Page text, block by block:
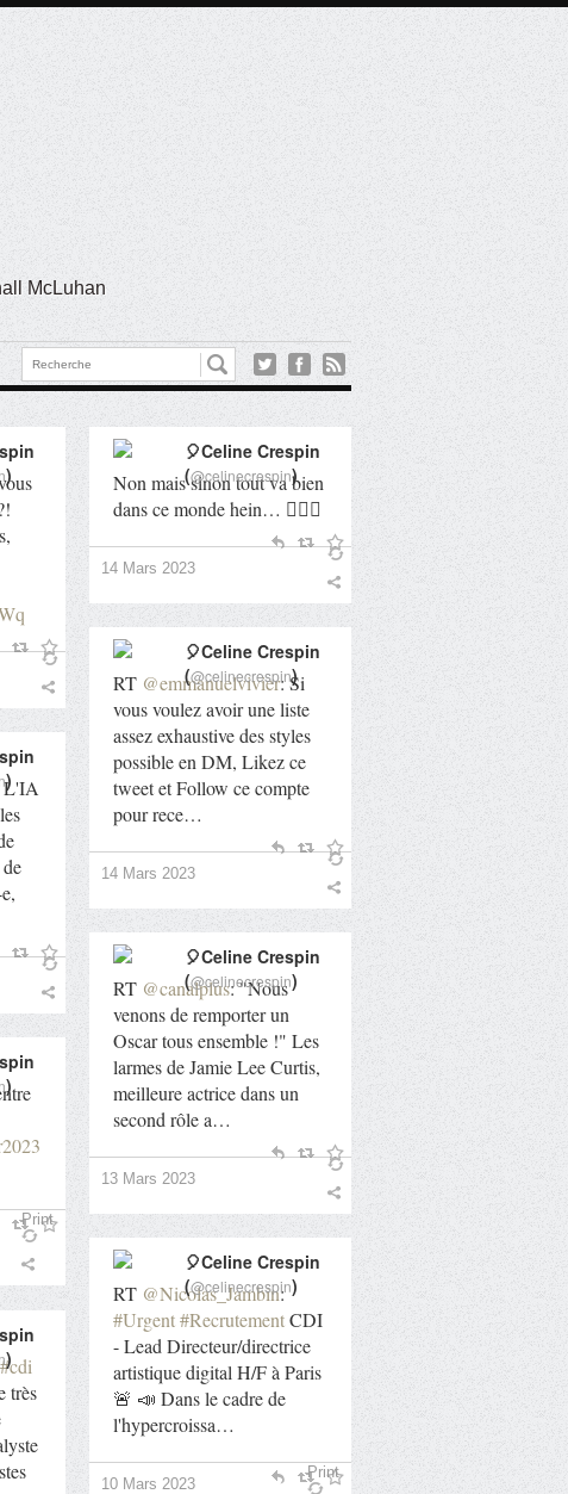
McLuhan
)
Non mais sinon tout va bien
dans ce monde hein… 🤦🏻‍♀️
🎈Celine Crespin
(@celinecrespin)
14 Mars 2023
RT @emmanuelvivier: Si
vous voulez avoir une liste
assez exhaustive des styles
possible en DM, Likez ce
tweet et Follow ce compte
pour rece…
🎈Celine Crespin
(@celinecrespin)
14 Mars 2023
L'IA
)
RT @canalplus: "Nous
venons de remporter un
Oscar tous ensemble !" Les
larmes de Jamie Lee Curtis,
meilleure actrice dans un
second rôle a…
🎈Celine Crespin
(@celinecrespin)
13 Mars 2023
)
Print
RT @Nicolas_Jambin:
#Urgent#RecrutementCDI
- Lead Directeur/directrice
artistique digital H/F à Paris
🚨 📣 Dans le cadre de
l'hypercroissa…
🎈Celine Crespin
(@celinecrespin)
10 Mars 2023
Print
#cdi
très
)